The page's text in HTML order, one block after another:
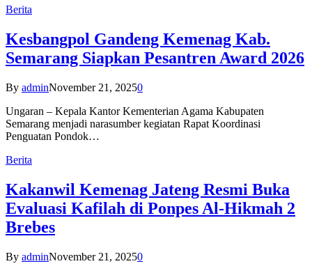
Berita
Kesbangpol Gandeng Kemenag Kab.
Semarang Siapkan Pesantren Award 2026
By adminNovember 21, 20250
Ungaran – Kepala Kantor Kementerian Agama Kabupaten
Semarang menjadi narasumber kegiatan Rapat Koordinasi
Penguatan Pondok…
Berita
Kakanwil Kemenag Jateng Resmi Buka
Evaluasi Kafilah di Ponpes Al-Hikmah 2
Brebes
By adminNovember 21, 20250